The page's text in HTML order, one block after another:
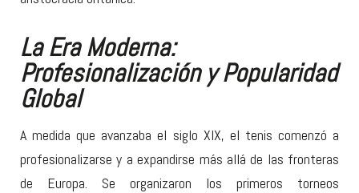
La Era Moderna:
Profesionalización y Popularidad
Global
A medida que avanzaba el siglo XIX, el tenis comenzó a
profesionalizarse y a expandirse más allá de las fronteras
de Europa. Se organizaron los primeros torneos